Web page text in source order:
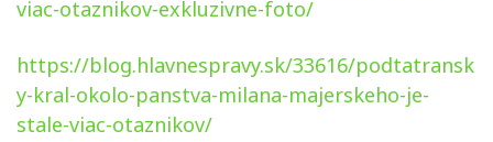
viac-otaznikov-exkluzivne-foto/
https://blog.hlavnespravy.sk/33616/podtatransk
y-kral-okolo-panstva-milana-majerskeho-je-
stale-viac-otaznikov/